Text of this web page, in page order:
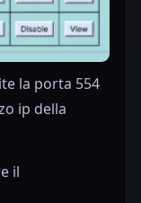
la porta 554
ip della
il